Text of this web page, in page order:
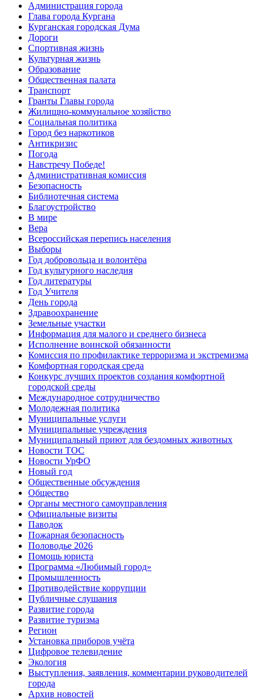
Администрация города
Глава города Кургана
Курганская городская Дума
Дороги
Спортивная жизнь
Культурная жизнь
Образование
Общественная палата
Транспорт
Гранты Главы города
Жилищно-коммунальное хозяйство
Социальная политика
Город без наркотиков
Антикризис
Погода
Навстречу Победе!
Административная комиссия
Безопасность
Библиотечная система
Благоустройство
В мире
Вера
Всероссийская перепись населения
Выборы
Год добровольца и волонтёра
Год культурного наследия
Год литературы
Год Учителя
День города
Здравоохранение
Земельные участки
Информация для малого и среднего бизнеса
Исполнение воинской обязанности
Комиссия по профилактике терроризма и экстремизма
Комфортная городская среда
Конкурс лучших проектов создания комфортной
городской среды
Международное сотрудничество
Молодежная политика
Муниципальные услуги
Муниципальные учреждения
Муниципальный приют для бездомных животных
Новости ТОС
Новости УрФО
Новый год
Общественные обсуждения
Общество
Органы местного самоуправления
Официальные визиты
Паводок
Пожарная безопасность
Половодье 2026
Помощь юриста
Программа «Любимый город»
Промышленность
Противодействие коррупции
Публичные слушания
Развитие города
Развитие туризма
Регион
Установка приборов учёта
Цифровое телевидение
Экология
Выступления, заявления, комментарии руководителей
города
Архив новостей